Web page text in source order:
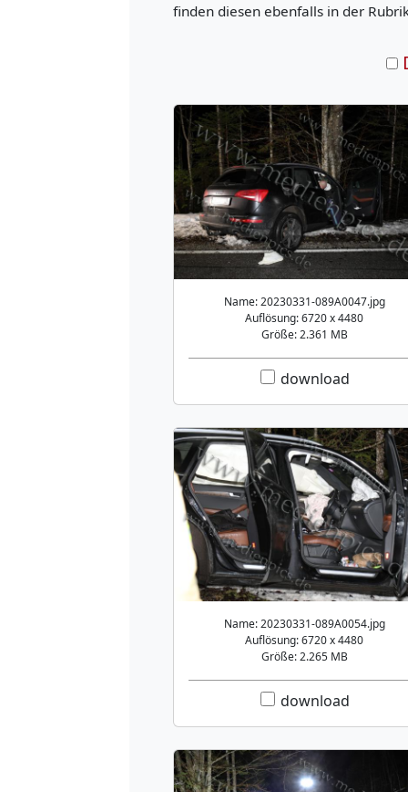
finden diesen ebenfalls in der
Name: 20230331-089A0047.jpg
Auflösung: 6720 x 4480
Größe: 2.361 MB
download
Name: 20230331-089A0054.jpg
Auflösung: 6720 x 4480
Größe: 2.265 MB
download